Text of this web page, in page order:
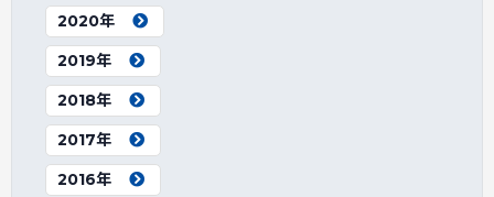
2020年
2019年
2018年
2017年
2016年